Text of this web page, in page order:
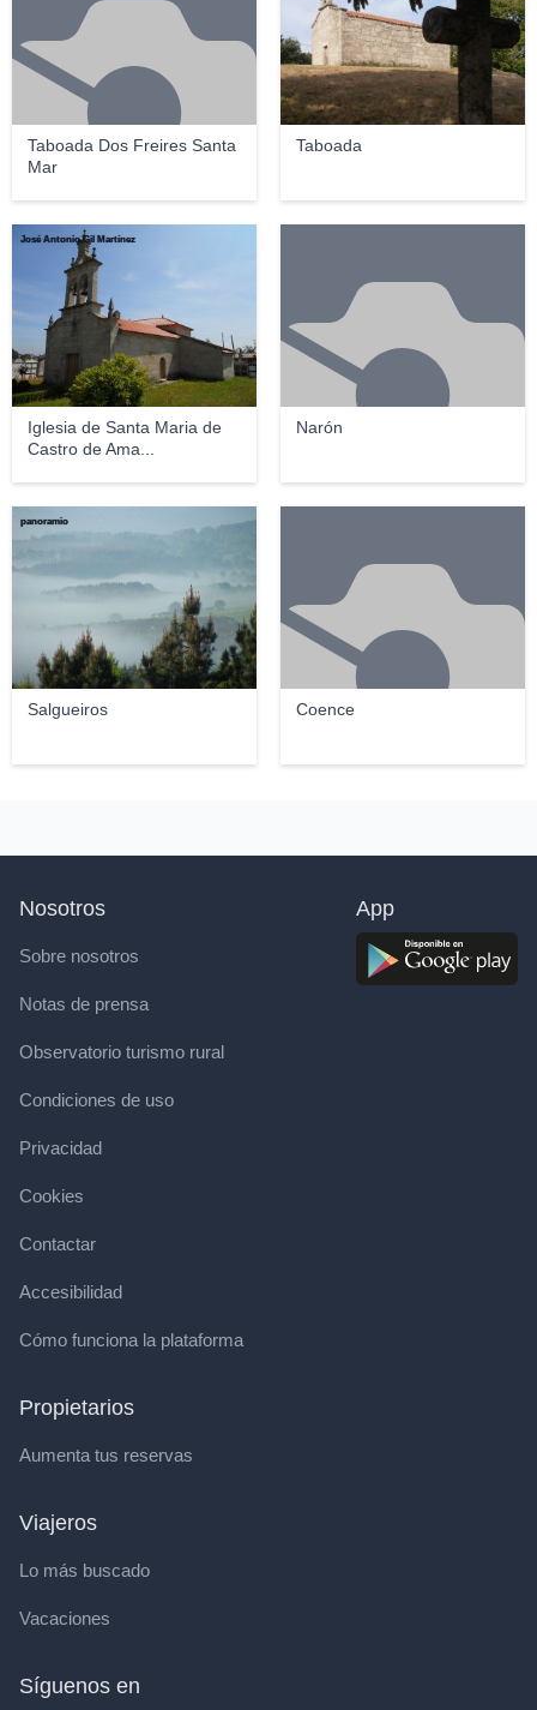
Taboada Dos Freires Santa
Mar
Taboada
Iglesia de Santa Maria de
Castro de Ama...
José Antonio Gil Martínez
Narón
Salgueiros
panoramio
Coence
Nosotros
Sobre nosotros
Notas de prensa
Observatorio turismo rural
Condiciones de uso
Privacidad
Cookies
Contactar
Accesibilidad
Cómo funciona la plataforma
Propietarios
Aumenta tus reservas
Viajeros
Lo más buscado
Vacaciones
App
Síguenos en